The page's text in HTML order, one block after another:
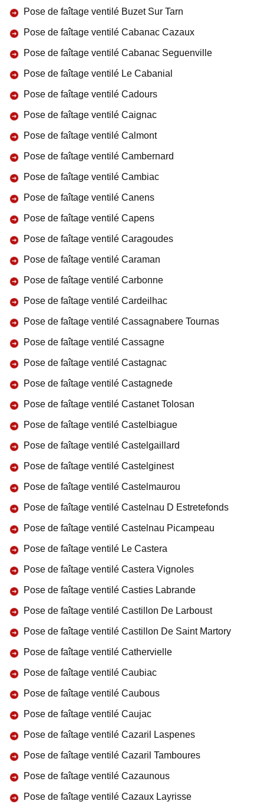
Pose de faîtage ventilé Buzet Sur Tarn
Pose de faîtage ventilé Cabanac Cazaux
Pose de faîtage ventilé Cabanac Seguenville
Pose de faîtage ventilé Le Cabanial
Pose de faîtage ventilé Cadours
Pose de faîtage ventilé Caignac
Pose de faîtage ventilé Calmont
Pose de faîtage ventilé Cambernard
Pose de faîtage ventilé Cambiac
Pose de faîtage ventilé Canens
Pose de faîtage ventilé Capens
Pose de faîtage ventilé Caragoudes
Pose de faîtage ventilé Caraman
Pose de faîtage ventilé Carbonne
Pose de faîtage ventilé Cardeilhac
Pose de faîtage ventilé Cassagnabere Tournas
Pose de faîtage ventilé Cassagne
Pose de faîtage ventilé Castagnac
Pose de faîtage ventilé Castagnede
Pose de faîtage ventilé Castanet Tolosan
Pose de faîtage ventilé Castelbiague
Pose de faîtage ventilé Castelgaillard
Pose de faîtage ventilé Castelginest
Pose de faîtage ventilé Castelmaurou
Pose de faîtage ventilé Castelnau D Estretefonds
Pose de faîtage ventilé Castelnau Picampeau
Pose de faîtage ventilé Le Castera
Pose de faîtage ventilé Castera Vignoles
Pose de faîtage ventilé Casties Labrande
Pose de faîtage ventilé Castillon De Larboust
Pose de faîtage ventilé Castillon De Saint Martory
Pose de faîtage ventilé Cathervielle
Pose de faîtage ventilé Caubiac
Pose de faîtage ventilé Caubous
Pose de faîtage ventilé Caujac
Pose de faîtage ventilé Cazaril Laspenes
Pose de faîtage ventilé Cazaril Tamboures
Pose de faîtage ventilé Cazaunous
Pose de faîtage ventilé Cazaux Layrisse